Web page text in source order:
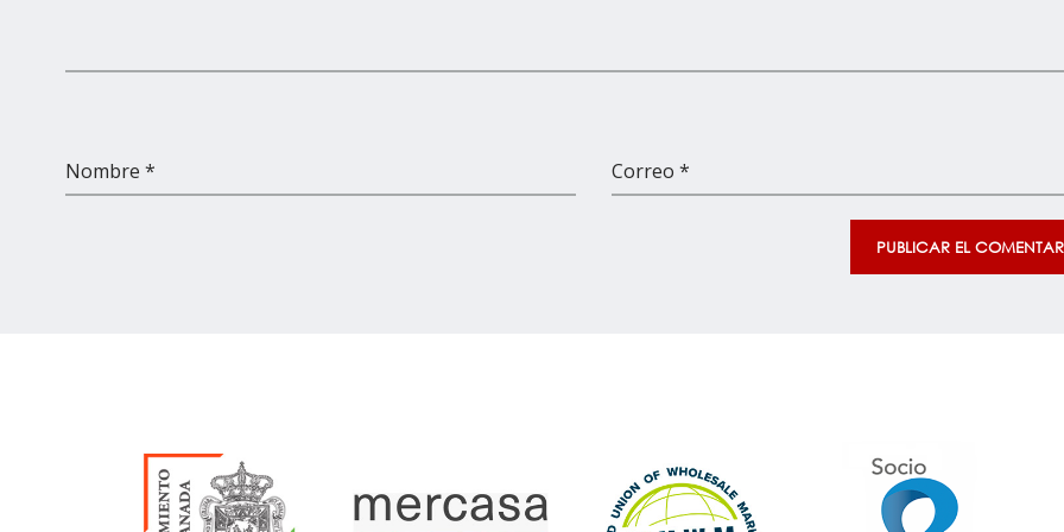
Nombre * Correo *
PUBLICAR EL